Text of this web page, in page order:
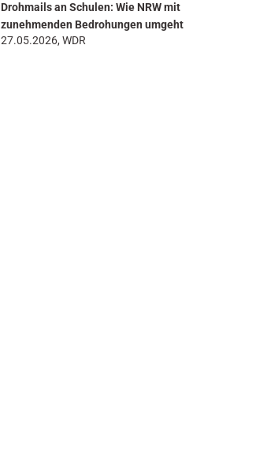
Drohmails an Schulen: Wie NRW mit
zunehmenden Bedrohungen umgeht
27.05.2026, WDR